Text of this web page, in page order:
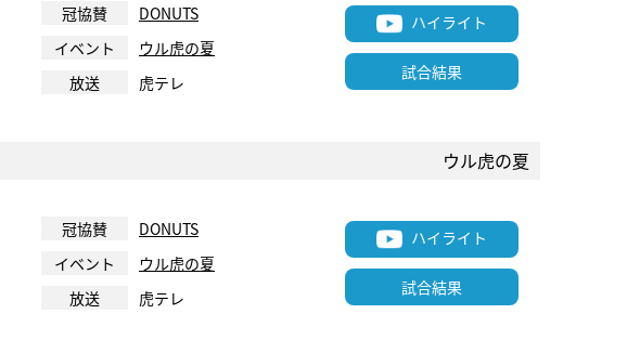
冠協賛
DONUTS
イベント
ウル虎の夏
放送
虎テレ
ハイライト
試合結果
ウル虎の夏
冠協賛
DONUTS
イベント
ウル虎の夏
放送
虎テレ
ハイライト
試合結果